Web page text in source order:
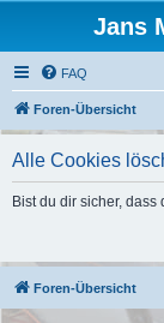
Jans
FAQ
Foren-Übersicht
Alle Cookies
Bist du dir sicher,
Foren-Übersicht